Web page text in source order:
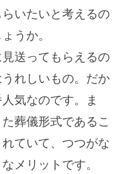
いたいと考えるの
うか。
送ってもらえるの
れしいもの。だか
気なのです。ま
葬儀形式であるこ
ていて、つつがな
メリットです。